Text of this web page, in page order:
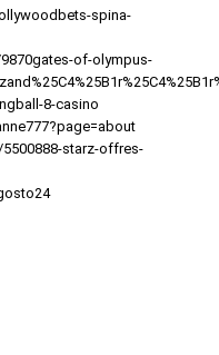
spina-
of-olympus-
8-casino
starz-offres-